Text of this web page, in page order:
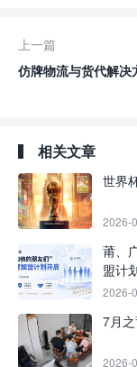
上一篇
仿牌物流与货代解决
相关文章
世界
2026-
莆、
盟计
2026-
7月
2026-